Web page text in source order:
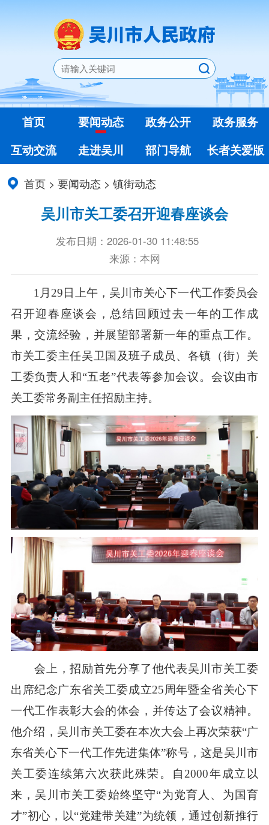
首页 要闻动态 政务公开
政务服务
互动交流
走进吴川 部门导航 长者关爱版
首页 >要闻动态 >镇街动态
吴川市关工委召开迎春座谈会
发布日期：2026-01-30 11:48:55
来源：本网
1月29日上午，吴川市关心下一代工作委员会
召开迎春座谈会，总结回顾过去一年的工作成
果，交流经验，并展望部署新一年的重点工作。
市关工委主任吴卫国及班子成员、各镇（街）关
工委负责人和“五老”代表等参加会议。会议由市
关工委常务副主任招励主持。
会上，招励首先分享了他代表吴川市关工委
出席纪念广东省关工委成立25周年暨全省关心下
一代工作表彰大会的体会，并传达了会议精神。
他介绍，吴川市关工委在本次大会上再次荣获“广
东省关心下一代工作先进集体”称号，这是吴川市
关工委连续第六次获此殊荣。自2000年成立以
来，吴川市关工委始终坚守“为党育人、为国育
才”初心，以“党建带关建”为统领，通过创新推行